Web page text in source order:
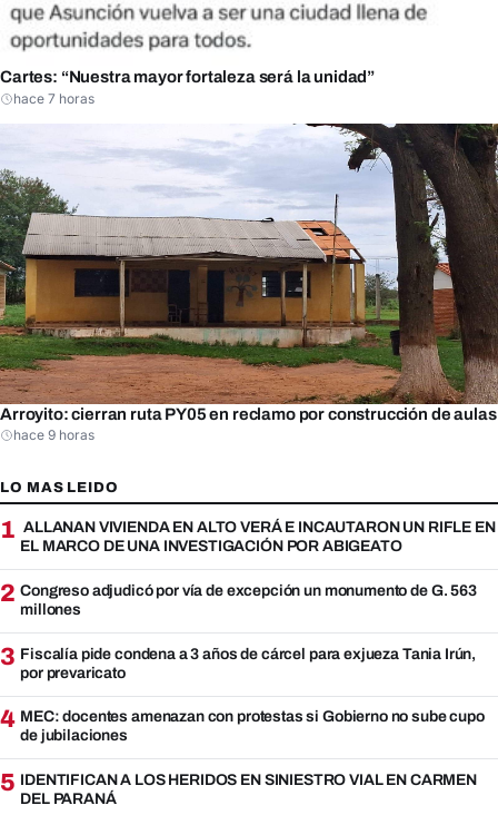
Cartes: “Nuestra mayor fortaleza será la unidad”
hace 7 horas
Arroyito: cierran ruta PY05 en reclamo por construcción de aulas
hace 9 horas
LO MAS LEIDO
1 ALLANAN VIVIENDA EN ALTO VERÁ E INCAUTARON UN RIFLE EN
EL MARCO DE UNA INVESTIGACIÓN POR ABIGEATO
2 Congreso adjudicó por vía de excepción un monumento de G. 563
millones
3 Fiscalía pide condena a 3 años de cárcel para exjueza Tania Irún,
por prevaricato
4 MEC: docentes amenazan con protestas si Gobierno no sube cupo
de jubilaciones
5 IDENTIFICAN A LOS HERIDOS EN SINIESTRO VIAL EN CARMEN
DEL PARANÁ